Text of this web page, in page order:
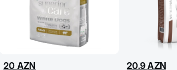
20 AZN 20.9 AZN